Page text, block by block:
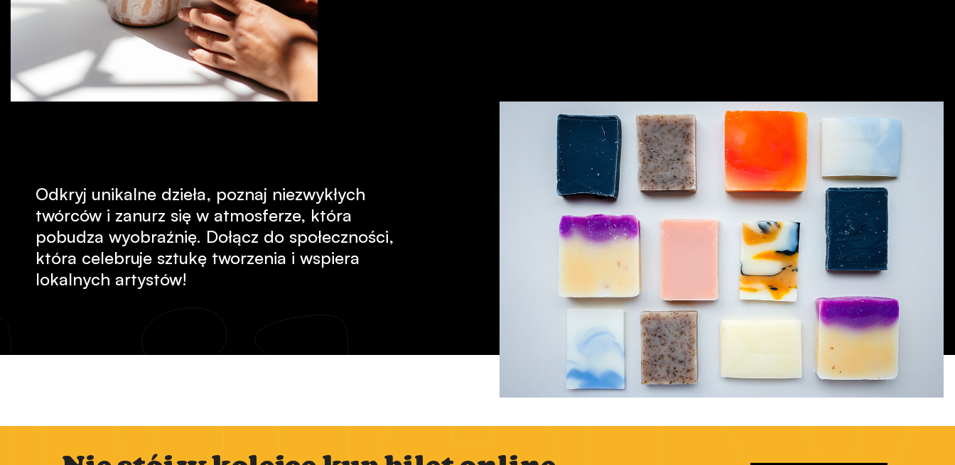
Odkryj unikalne dzieła, poznaj niezwykłych
twórców i zanurz się w atmosferze, która
pobudza wyobraźnię. Dołącz do społeczności,
która celebruje sztukę tworzenia i wspiera
lokalnych artystów!